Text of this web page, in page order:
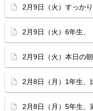
2月9日（火）すっか
2月9日（火）6年生、
2月9日（火）本日の
2月8日（月）1年生、
2月8日（月）5年生、